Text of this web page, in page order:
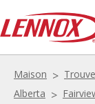
Maison
Alberta